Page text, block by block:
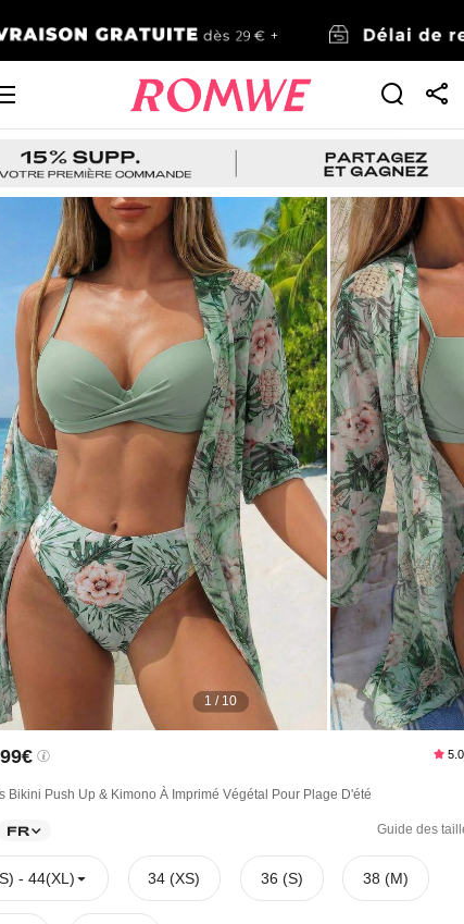
1 / 10
Bikini Push Up & Kimono À Imprimé Végétal Pour Plage D'été
FR Guide des
- 44(XL) 34 (XS) 36 (S) 38 (M)